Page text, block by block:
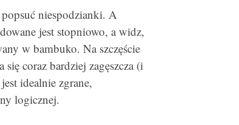
niespodzianki. A
jest stopniowo, a widz,
w bambuko. Na szczęście
coraz bardziej zagęszcza (i
idealnie zgrane,
logicznej.